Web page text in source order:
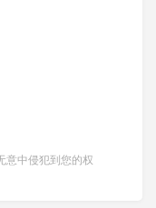
意中侵犯到您的权